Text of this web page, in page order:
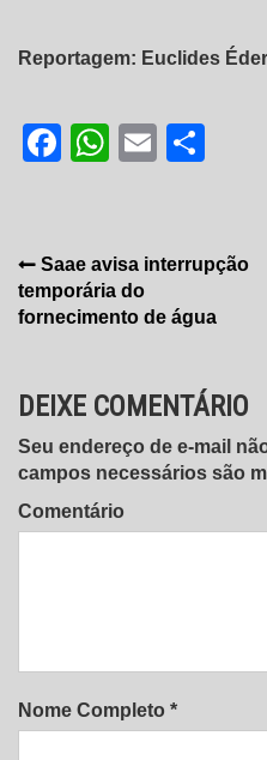
Reportagem: Euclides Éder
Facebook
WhatsApp
Email
Navegação
de
Saae avisa interrupção
temporária do
fornecimento de água
DEIXE COMENTÁRIO
Seu endereço de e-mail
campos necessários são
Comentário
Nome Completo *